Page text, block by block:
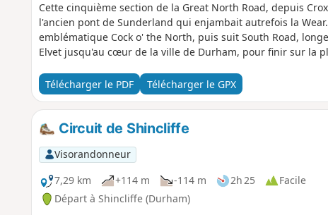
Cette cinquième section de la Great North Road, depuis
l'ancien pont de Sunderland qui enjambait autrefois la
emblématique Cock o' the North, puis suit South Road,
Elvet jusqu'au cœur de la ville de Durham, pour finir sur la
Télécharger le PDF Télécharger le GPX
Circuit de Shincliffe
Visorandonneur
7,29 km
+114 m -114 m 2h 25
Facile
Départ à Shincliffe (Durham)